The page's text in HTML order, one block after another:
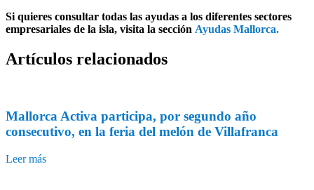
Si quieres consultar todas las ayudas a los diferentes sectores
empresariales de la isla, visita la sección Ayudas Mallorca.
Artículos relacionados
Mallorca Activa participa, por segundo año
consecutivo, en la feria del melón de Villafranca
Leer más